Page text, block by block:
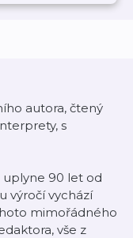
autora, čtený
s
uplyne 90 let od
výročí vychází
mimořádného
vše z